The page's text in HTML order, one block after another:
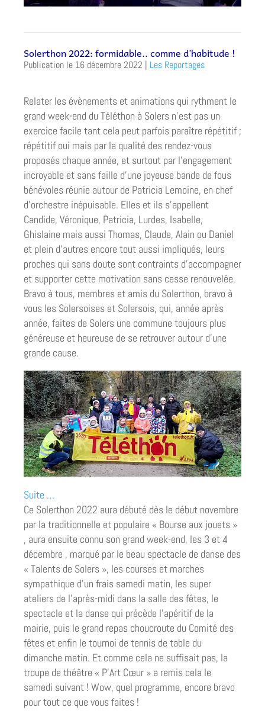
Solerthon 2022: formidable.. comme d’habitude !
16 décembre 2022 | Les Reportages
Relater les évènements et animations qui rythment le
grand week-end du Téléthon à Solers n’est pas un
exercice facile tant cela peut parfois paraître répétitif ;
répétitif oui mais par la qualité des rendez-vous
proposés chaque année, et surtout par l’engagement
incroyable et sans faille d’une joyeuse bande de fous
bénévoles réunie autour de Patricia Lemoine, en chef
d’orchestre inépuisable. Elles et ils s’appellent
Candide, Véronique, Patricia, Lurdes, Isabelle,
Ghislaine mais aussi Thomas, Claude, Alain ou Daniel
et plein d’autres encore tout aussi impliqués, leurs
proches qui sans doute sont contraints d’accompagner
et supporter cette motivation sans cesse renouvelée.
Bravo à tous, membres et amis du Solerthon, bravo à
vous les Solersoises et Solersois, qui, année après
année, faites de Solers une commune toujours plus
généreuse et heureuse de se retrouver autour d’une
grande cause.
Suite …
Ce Solerthon 2022 aura débuté dès le début novembre
par la traditionnelle et populaire « Bourse aux jouets »
, aura ensuite connu son grand week-end, les 3 et 4
décembre , marqué par le beau spectacle de danse des
« Talents de Solers », les courses et marches
sympathique d’un frais samedi matin, les super
ateliers de l’après-midi dans la salle des fêtes, le
spectacle et la danse qui précède l’apéritif de la
mairie, puis le grand repas choucroute du Comité des
fêtes et enfin le tournoi de tennis de table du
dimanche matin. Et comme cela ne suffisait pas, la
troupe de théâtre « P’Art Cœur » a remis cela le
samedi suivant ! Wow, quel programme, encore bravo
pour tout ce que vous faites !